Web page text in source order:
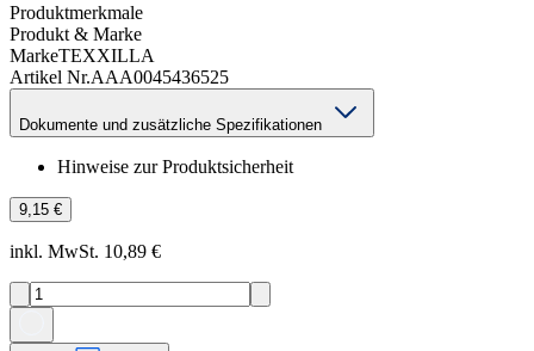
Produktmerkmale
Produkt & Marke
MarkeTEXXILLA
Artikel Nr.AAA0045436525
Dokumente und zusätzliche Spezifikationen
Hinweise zur Produktsicherheit
9,15 €
inkl. MwSt. 10,89 €